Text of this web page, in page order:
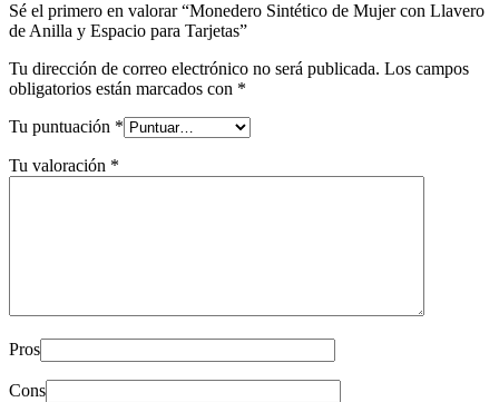
Sé el primero en valorar “Monedero Sintético de Mujer con Llavero
de Anilla y Espacio para Tarjetas”
Tu dirección de correo electrónico no será publicada. Los campos
obligatorios están marcados con *
Tu puntuación *
Tu valoración *
Pros
Cons